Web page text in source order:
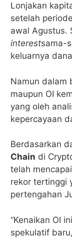
Lonjakan
setelah
awal Agustus.
interestsama-
keluarnya
Namun dalam
maupun OI
yang oleh
kepercayaan
Berdasarkan
Chain di
telah
rekor tertinggi
pertengahan
“Kenaikan OI
spekulatif